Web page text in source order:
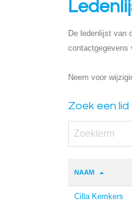
De ledenlijst van
contactgegevens
Neem voor
Zoek een lid
NAAM
Cilla Kemkers